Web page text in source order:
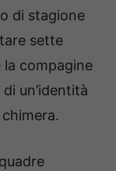
di stagione
sette
compagine
un’identità